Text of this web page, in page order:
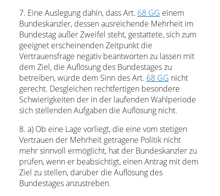
7. Eine Auslegung dahin, dass Art. 68 GG einem
Bundeskanzler, dessen ausreichende Mehrheit im
Bundestag außer Zweifel steht, gestattete, sich zum
geeignet erscheinenden Zeitpunkt die
Vertrauensfrage negativ beantworten zu lassen mit
dem Ziel, die Auflösung des Bundestages zu
betreiben, würde dem Sinn des Art. 68 GG nicht
gerecht. Desgleichen rechtfertigen besondere
Schwierigkeiten der in der laufenden Wahlperiode
sich stellenden Aufgaben die Auflösung nicht.
8. a) Ob eine Lage vorliegt, die eine vom stetigen
Vertrauen der Mehrheit getragene Politik nicht
mehr sinnvoll ermöglicht, hat der Bundeskanzler zu
prüfen, wenn er beabsichtigt, einen Antrag mit dem
Ziel zu stellen, darüber die Auflösung des
Bundestages anzustreben.